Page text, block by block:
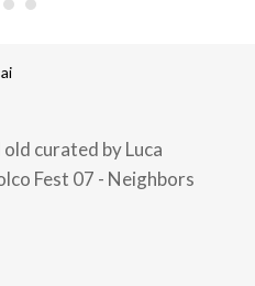
curated by Luca
Fest 07 - Neighbors